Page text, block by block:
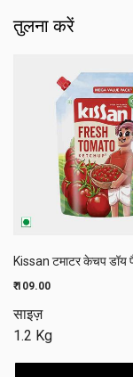
तुलना करें
Kissan टमाटर केचप डॉय
₹ 109.00
साइज़
1.2 Kg